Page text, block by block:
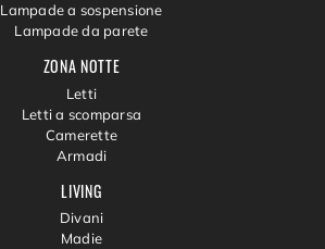
LIVING
Divani
Madie
ZONA NOTTE
Letti
Letti a scomparsa
Camerette
Armadi
Lampade a sospensione
Lampade da parete